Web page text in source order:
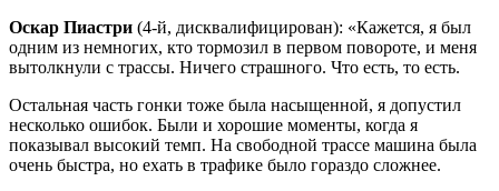
Оскар Пиастри (4-й, дисквалифицирован): «Кажется, я был
одним из немногих, кто тормозил в первом повороте, и меня
вытолкнули с трассы. Ничего страшного. Что есть, то есть.
Остальная часть гонки тоже была насыщенной, я допустил
несколько ошибок. Были и хорошие моменты, когда я
показывал высокий темп. На свободной трассе машина была
очень быстра, но ехать в трафике было гораздо сложнее.